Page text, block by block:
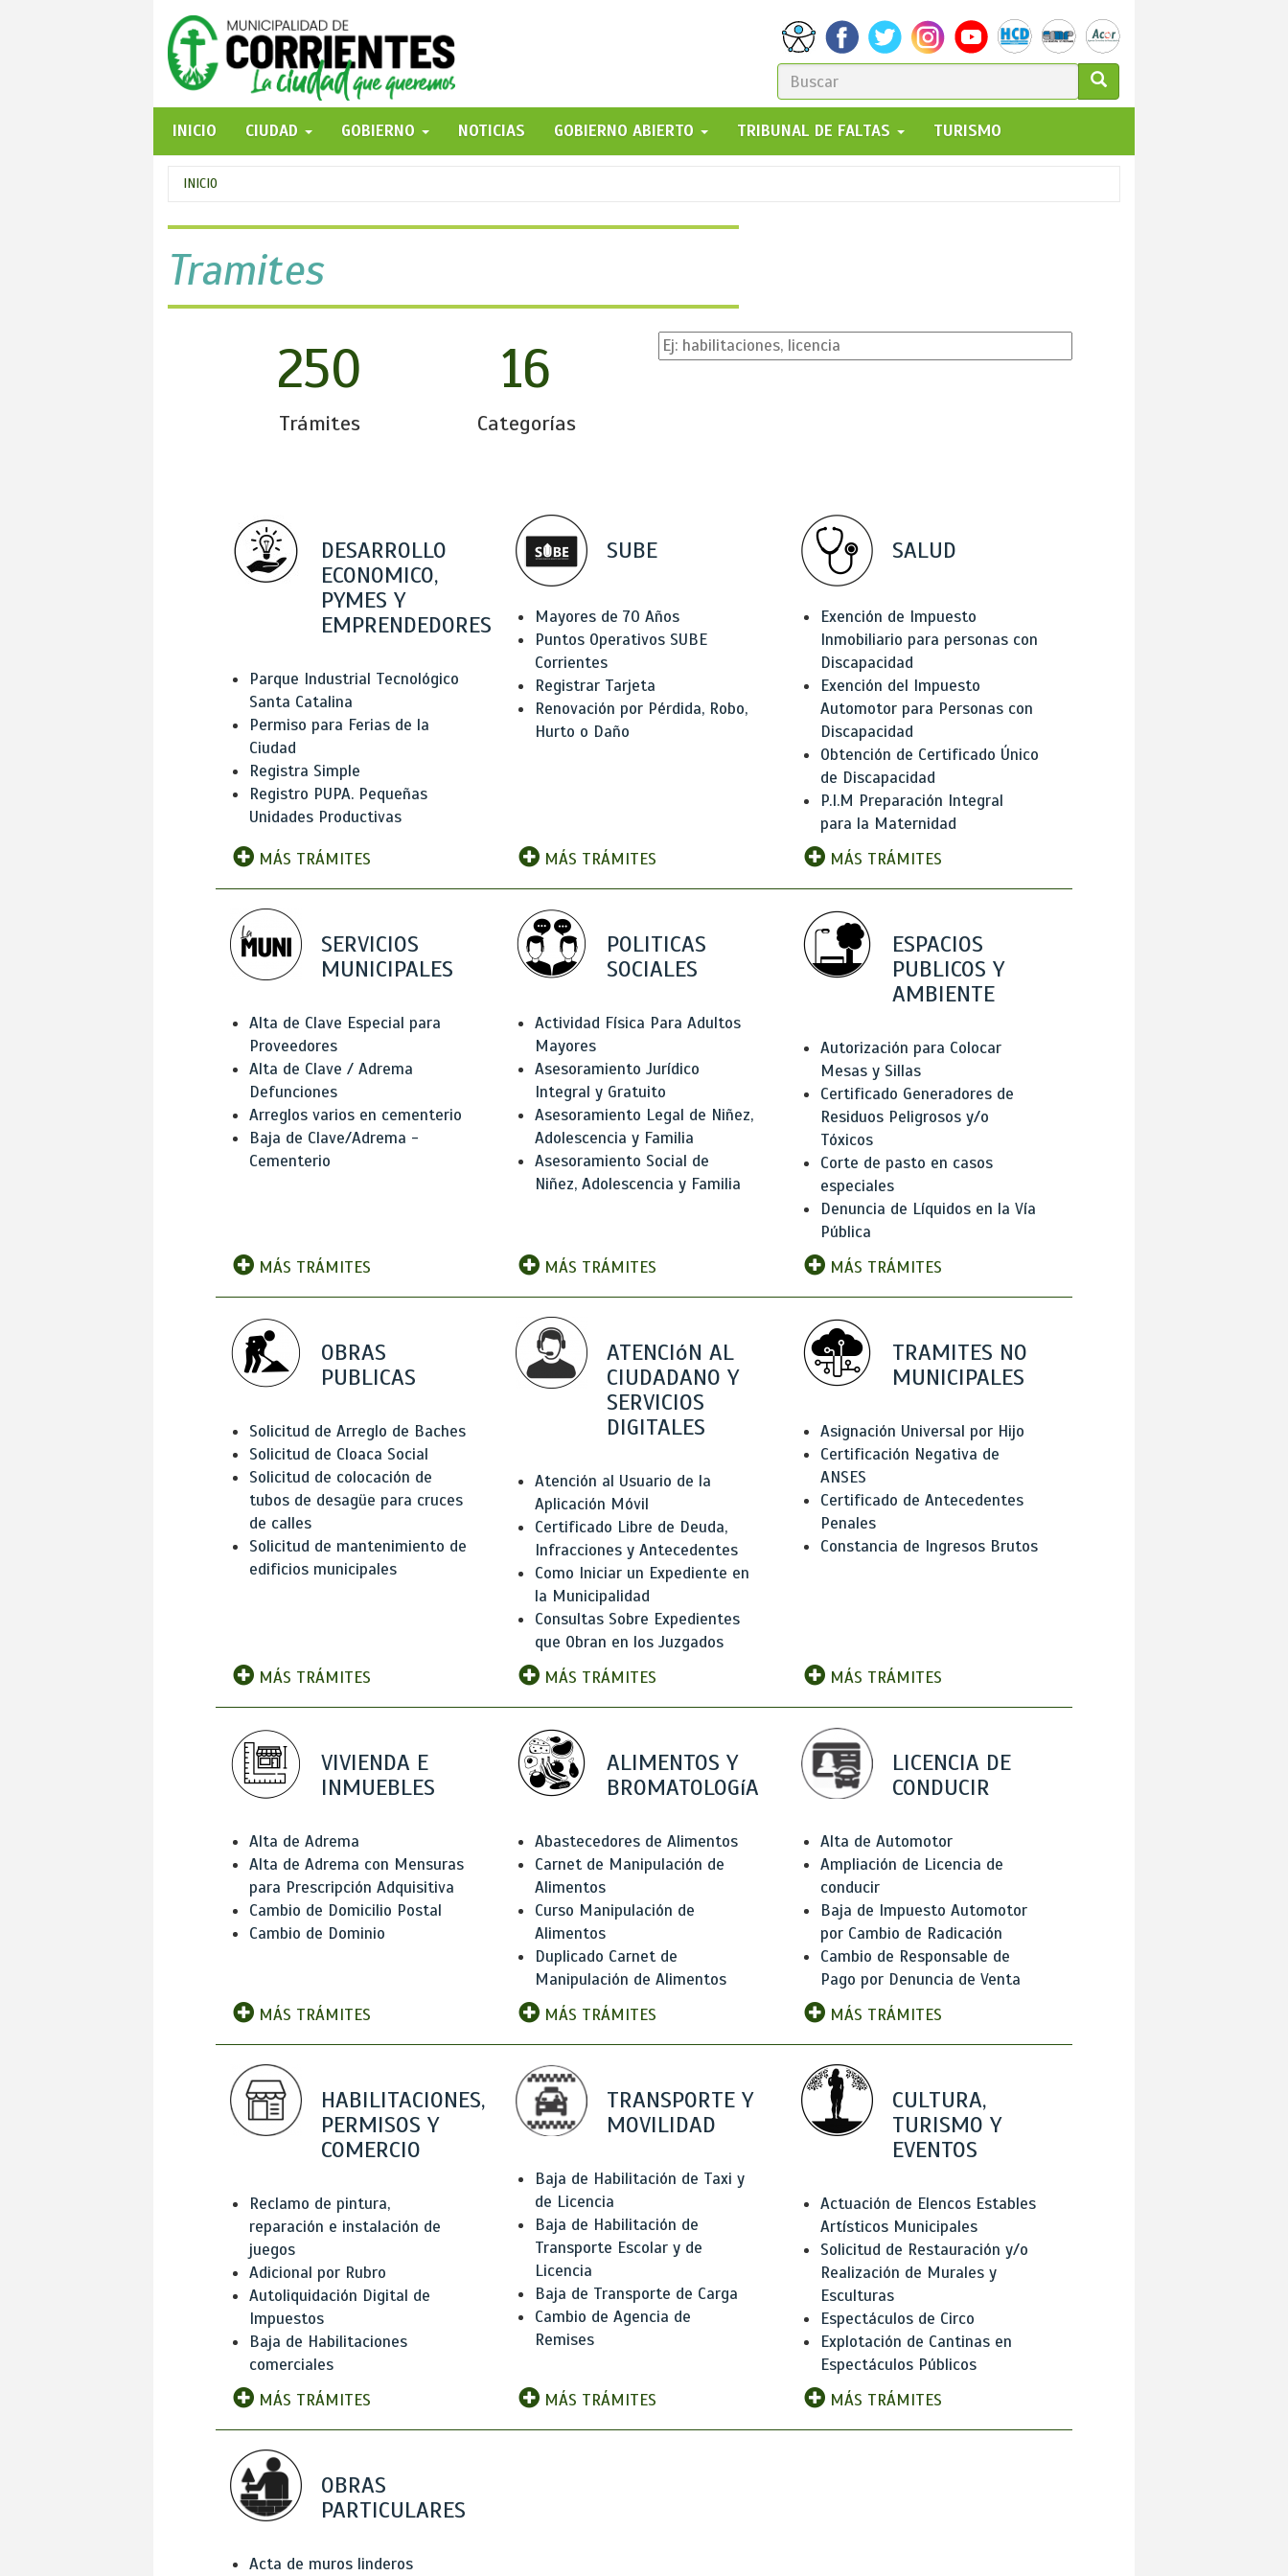
FORMULARIO
DE
BÚSQUEDA
GO!
INICIO
CIUDAD GOBIERNO NOTICIAS GOBIERNO ABIERTO TRIBUNAL DE FALTAS TURISMO
Se
encuentra
usted
aquí
INICIO
Tramites
250
Trámites
16
Categorías
DESARROLLO
ECONOMICO,
PYMES Y
EMPRENDEDORES
Parque Industrial Tecnológico
Santa Catalina
Permiso para Ferias de la
Ciudad
Registra Simple
Registro PUPA. Pequeñas
Unidades Productivas
MÁS TRÁMITES
SUBE
Mayores de 70 Años
Puntos Operativos SUBE
Corrientes
Registrar Tarjeta
Renovación por Pérdida, Robo,
Hurto o Daño
MÁS TRÁMITES
SALUD
Exención de Impuesto
Inmobiliario para personas con
Discapacidad
Exención del Impuesto
Automotor para Personas con
Discapacidad
Obtención de Certificado Único
de Discapacidad
P.I.M Preparación Integral
para la Maternidad
MÁS TRÁMITES
SERVICIOS
MUNICIPALES
Alta de Clave Especial para
Proveedores
Alta de Clave / Adrema
Defunciones
Arreglos varios en cementerio
Baja de Clave/Adrema -
Cementerio
MÁS TRÁMITES
POLITICAS
SOCIALES
Actividad Física Para Adultos
Mayores
Asesoramiento Jurídico
Integral y Gratuito
Asesoramiento Legal de Niñez,
Adolescencia y Familia
Asesoramiento Social de
Niñez, Adolescencia y Familia
MÁS TRÁMITES
ESPACIOS
PUBLICOS Y
AMBIENTE
Autorización para Colocar
Mesas y Sillas
Certificado Generadores de
Residuos Peligrosos y/o
Tóxicos
Corte de pasto en casos
especiales
Denuncia de Líquidos en la Vía
Pública
MÁS TRÁMITES
OBRAS
PUBLICAS
Solicitud de Arreglo de Baches
Solicitud de Cloaca Social
Solicitud de colocación de
tubos de desagüe para cruces
de calles
Solicitud de mantenimiento de
edificios municipales
MÁS TRÁMITES
ATENCIóN AL
CIUDADANO Y
SERVICIOS
DIGITALES
Atención al Usuario de la
Aplicación Móvil
Certificado Libre de Deuda,
Infracciones y Antecedentes
Como Iniciar un Expediente en
la Municipalidad
Consultas Sobre Expedientes
que Obran en los Juzgados
MÁS TRÁMITES
TRAMITES NO
MUNICIPALES
Asignación Universal por Hijo
Certificación Negativa de
ANSES
Certificado de Antecedentes
Penales
Constancia de Ingresos Brutos
MÁS TRÁMITES
VIVIENDA E
INMUEBLES
Alta de Adrema
Alta de Adrema con Mensuras
para Prescripción Adquisitiva
Cambio de Domicilio Postal
Cambio de Dominio
MÁS TRÁMITES
ALIMENTOS Y
BROMATOLOGíA
Abastecedores de Alimentos
Carnet de Manipulación de
Alimentos
Curso Manipulación de
Alimentos
Duplicado Carnet de
Manipulación de Alimentos
MÁS TRÁMITES
LICENCIA DE
CONDUCIR
Alta de Automotor
Ampliación de Licencia de
conducir
Baja de Impuesto Automotor
por Cambio de Radicación
Cambio de Responsable de
Pago por Denuncia de Venta
MÁS TRÁMITES
HABILITACIONES,
PERMISOS Y
COMERCIO
Reclamo de pintura,
reparación e instalación de
juegos
Adicional por Rubro
Autoliquidación Digital de
Impuestos
Baja de Habilitaciones
comerciales
MÁS TRÁMITES
TRANSPORTE Y
MOVILIDAD
Baja de Habilitación de Taxi y
de Licencia
Baja de Habilitación de
Transporte Escolar y de
Licencia
Baja de Transporte de Carga
Cambio de Agencia de
Remises
MÁS TRÁMITES
CULTURA,
TURISMO Y
EVENTOS
Actuación de Elencos Estables
Artísticos Municipales
Solicitud de Restauración y/o
Realización de Murales y
Esculturas
Espectáculos de Circo
Explotación de Cantinas en
Espectáculos Públicos
MÁS TRÁMITES
OBRAS
PARTICULARES
Acta de muros linderos